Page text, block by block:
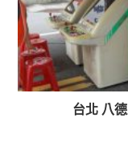
台北 八